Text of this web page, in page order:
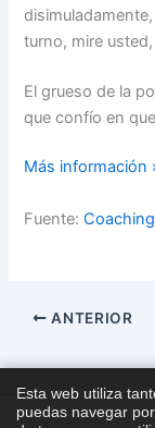
turno, mire
El grueso de la
que confío en
Más información
Fuente:
ANTERIOR
Esta web utiliza
puedas navegar